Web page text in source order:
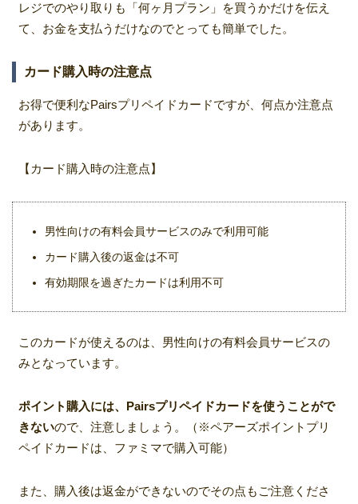
レジでのやり取りも「何ヶ月プラン」を買うかだけを伝え
て、お金を支払うだけなのでとっても簡単でした。
カード購入時の注意点
お得で便利なPairsプリペイドカードですが、何点か注意点
があります。
【カード購入時の注意点】
男性向けの有料会員サービスのみで利用可能
カード購入後の返金は不可
有効期限を過ぎたカードは利用不可
このカードが使えるのは、男性向けの有料会員サービスの
みとなっています。
ポイント購入には、Pairsプリペイドカードを使うことがで
きないので、注意しましょう。（※ペアーズポイントプリ
ペイドカードは、ファミマで購入可能）
また、購入後は返金ができないのでその点もご注意くださ